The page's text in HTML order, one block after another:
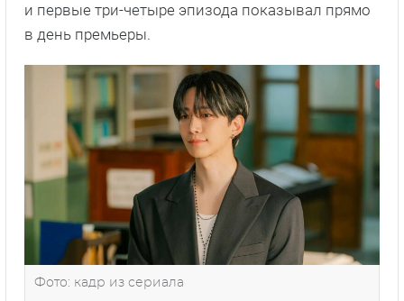
и первые три-четыре эпизода показывал прямо
в день премьеры.
Фото: кадр из сериала